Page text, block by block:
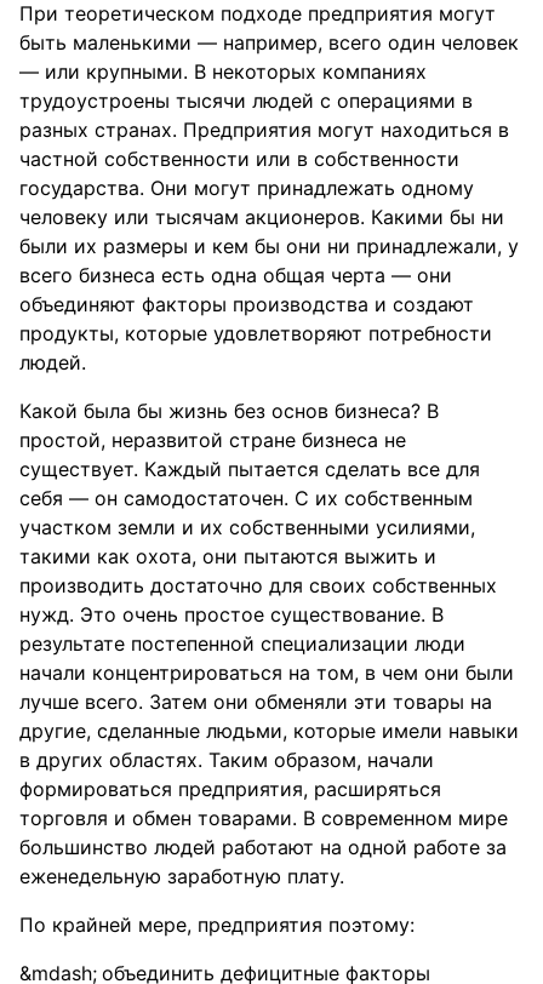
При теоретическом подходе предприятия могут
быть маленькими — например, всего один человек
— или крупными. В некоторых компаниях
трудоустроены тысячи людей с операциями в
разных странах. Предприятия могут находиться в
частной собственности или в собственности
государства. Они могут принадлежать одному
человеку или тысячам акционеров. Какими бы ни
были их размеры и кем бы они ни принадлежали, у
всего бизнеса есть одна общая черта — они
объединяют факторы производства и создают
продукты, которые удовлетворяют потребности
людей.
Какой была бы жизнь без основ бизнеса? В
простой, неразвитой стране бизнеса не
существует. Каждый пытается сделать все для
себя — он самодостаточен. С их собственным
участком земли и их собственными усилиями,
такими как охота, они пытаются выжить и
производить достаточно для своих собственных
нужд. Это очень простое существование. В
результате постепенной специализации люди
начали концентрироваться на том, в чем они были
лучше всего. Затем они обменяли эти товары на
другие, сделанные людьми, которые имели навыки
в других областях. Таким образом, начали
формироваться предприятия, расширяться
торговля и обмен товарами. В современном мире
большинство людей работают на одной работе за
еженедельную заработную плату.
По крайней мере, предприятия поэтому:
объединить дефицитные факторы